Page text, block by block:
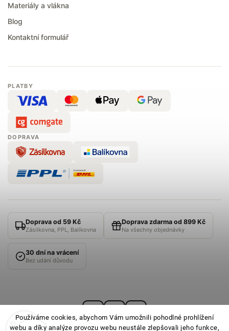
Používáme cookies, abychom Vám umožnili pohodlné prohlížení
webu a díky analýze provozu webu neustále zlepšovali jeho funkce,
Materiály a vlákna
Blog
Kontaktní formulář
PLATBY
DOPRAVA
Doprava od 59 Kč
Zásilkovna, PPL, Balíkovna
Doprava zdarma od 899 Kč
Na všechny objednávky
30 dní na vrácení
Bez udání důvodu